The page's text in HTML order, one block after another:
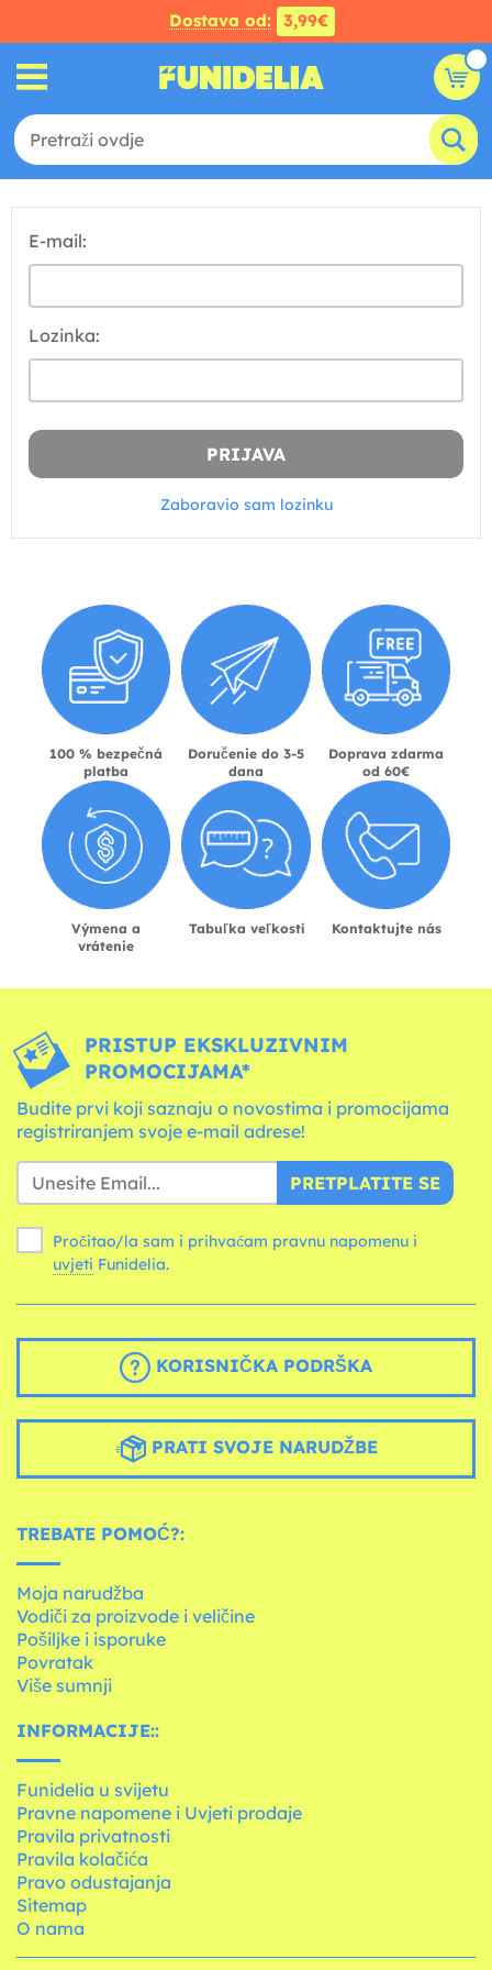
Dostava od: 3,99€
E-mail:
Lozinka:
Zaboravio sam lozinku
100 % bezpečná
platba
Doručenie do 3-5
dana
Doprava zdarma
od 60€
Výmena a
vrátenie
Tabuľka veľkostí Kontaktujte nás
PRISTUP EKSKLUZIVNIM
PROMOCIJAMA*
Budite prvi koji saznaju o novostima i promocijama
registriranjem svoje e-mail adrese!
PRETPLATITE SE
Pročitao/la sam i prihvaćam pravnu napomenu i
uvjeti Funidelia.
KORISNIČKA PODRŠKA
PRATI SVOJE NARUDŽBE
TREBATE POMOĆ?:
Moja narudžba
Vodiči za proizvode i veličine
Pošiljke i isporuke
Povratak
Više sumnji
INFORMACIJE::
Funidelia u svijetu
Pravne napomene i Uvjeti prodaje
Pravila privatnosti
Pravila kolačića
Pravo odustajanja
Sitemap
O nama